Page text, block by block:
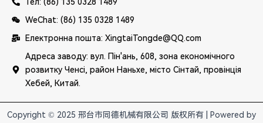
Тел: (86) 135 0328 1489
WeChat: (86) 135 0328 1489
Електронна пошта: XingtaiTongde@QQ.com
Адреса заводу: вул. Пін'ань, 608, зона економічного
розвитку Ченсі, район Наньхе, місто Сінтай, провінція
Хебей, Китай.
Copyright © 2025 邢台市同德机械有限公司 版权所有 | Powered by